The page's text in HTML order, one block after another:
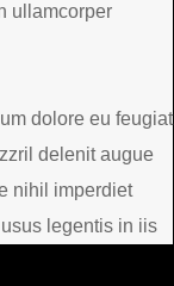
ullamcorper
dolore eu feugiat
delenit augue
nihil imperdiet
legentis in iis